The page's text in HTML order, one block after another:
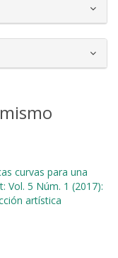
curvas para una
Vol. 5 Núm. 1 (2017):
artística